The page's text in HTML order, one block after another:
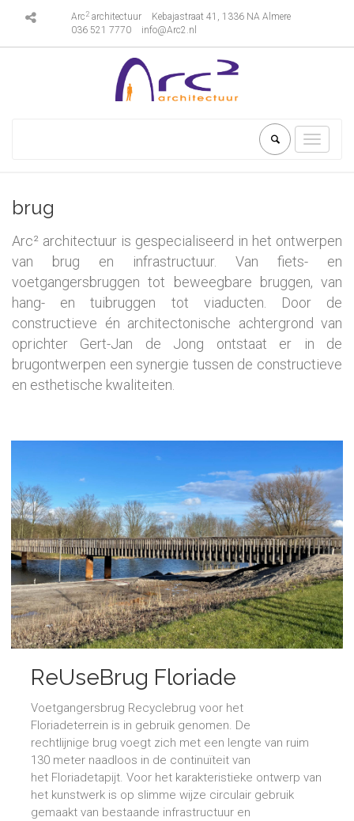
Arc 2architectuur
Kebajastraat 41, 1336 NA Almere
036 521 7770
info@Arc2.nl
Toggle
brug
Arc² architectuur is gespecialiseerd in het ontwerpen
van brug en infrastructuur. Van fiets- en
voetgangersbruggen tot beweegbare bruggen, van
hang- en tuibruggen tot viaducten. Door de
constructieve én architectonische achtergrond van
oprichter Gert-Jan de Jong ontstaat er in de
brugontwerpen een synergie tussen de constructieve
en esthetische kwaliteiten.
ReUseBrug Floriade
opgeleverd
Voetgangersbrug Recyclebrug voor het
Floriadeterrein is in gebruik genomen. De
rechtlijnige brug voegt zich met een lengte van ruim
130 meter naadloos in de continuïteit van
het Floriadetapijt. Voor het karakteristieke ontwerp van
het kunstwerk is op slimme wijze circulair gebruik
gemaakt van bestaande infrastructuur en